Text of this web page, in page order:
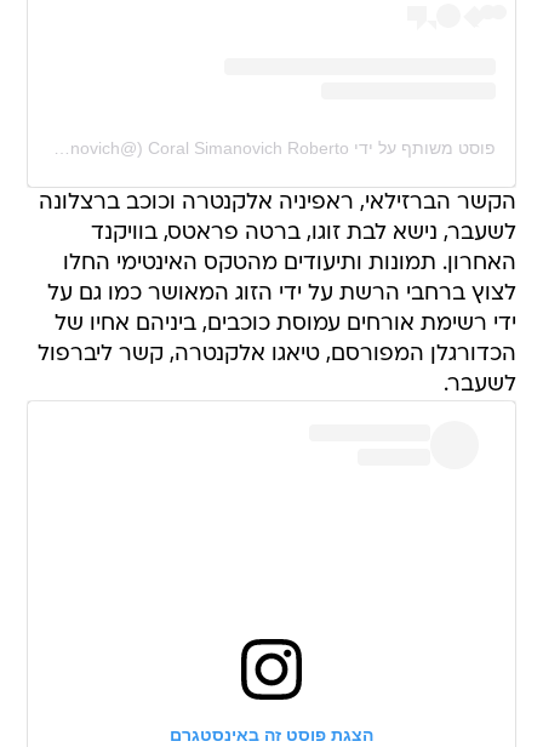
פוסט משותף על ידי ‏‎Coral Simanovich Roberto‎‏ (@‏‎coralsimanovich‎‏)
הקשר הברזילאי, ראפיניה אלקנטרה וכוכב ברצלונה
לשעבר, נישא לבת זוגו, ברטה פראטס, בוויקנד
האחרון. תמונות ותיעודים מהטקס האינטימי החלו
לצוץ ברחבי הרשת על ידי הזוג המאושר כמו גם על
ידי רשימת אורחים עמוסת כוכבים, ביניהם אחיו של
הכדורגלן המפורסם, טיאגו אלקנטרה, קשר ליברפול
לשעבר.
הצגת פוסט זה באינסטגרם